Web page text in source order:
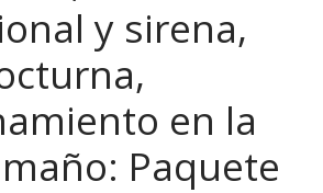
y sirena,
en la
Paquete